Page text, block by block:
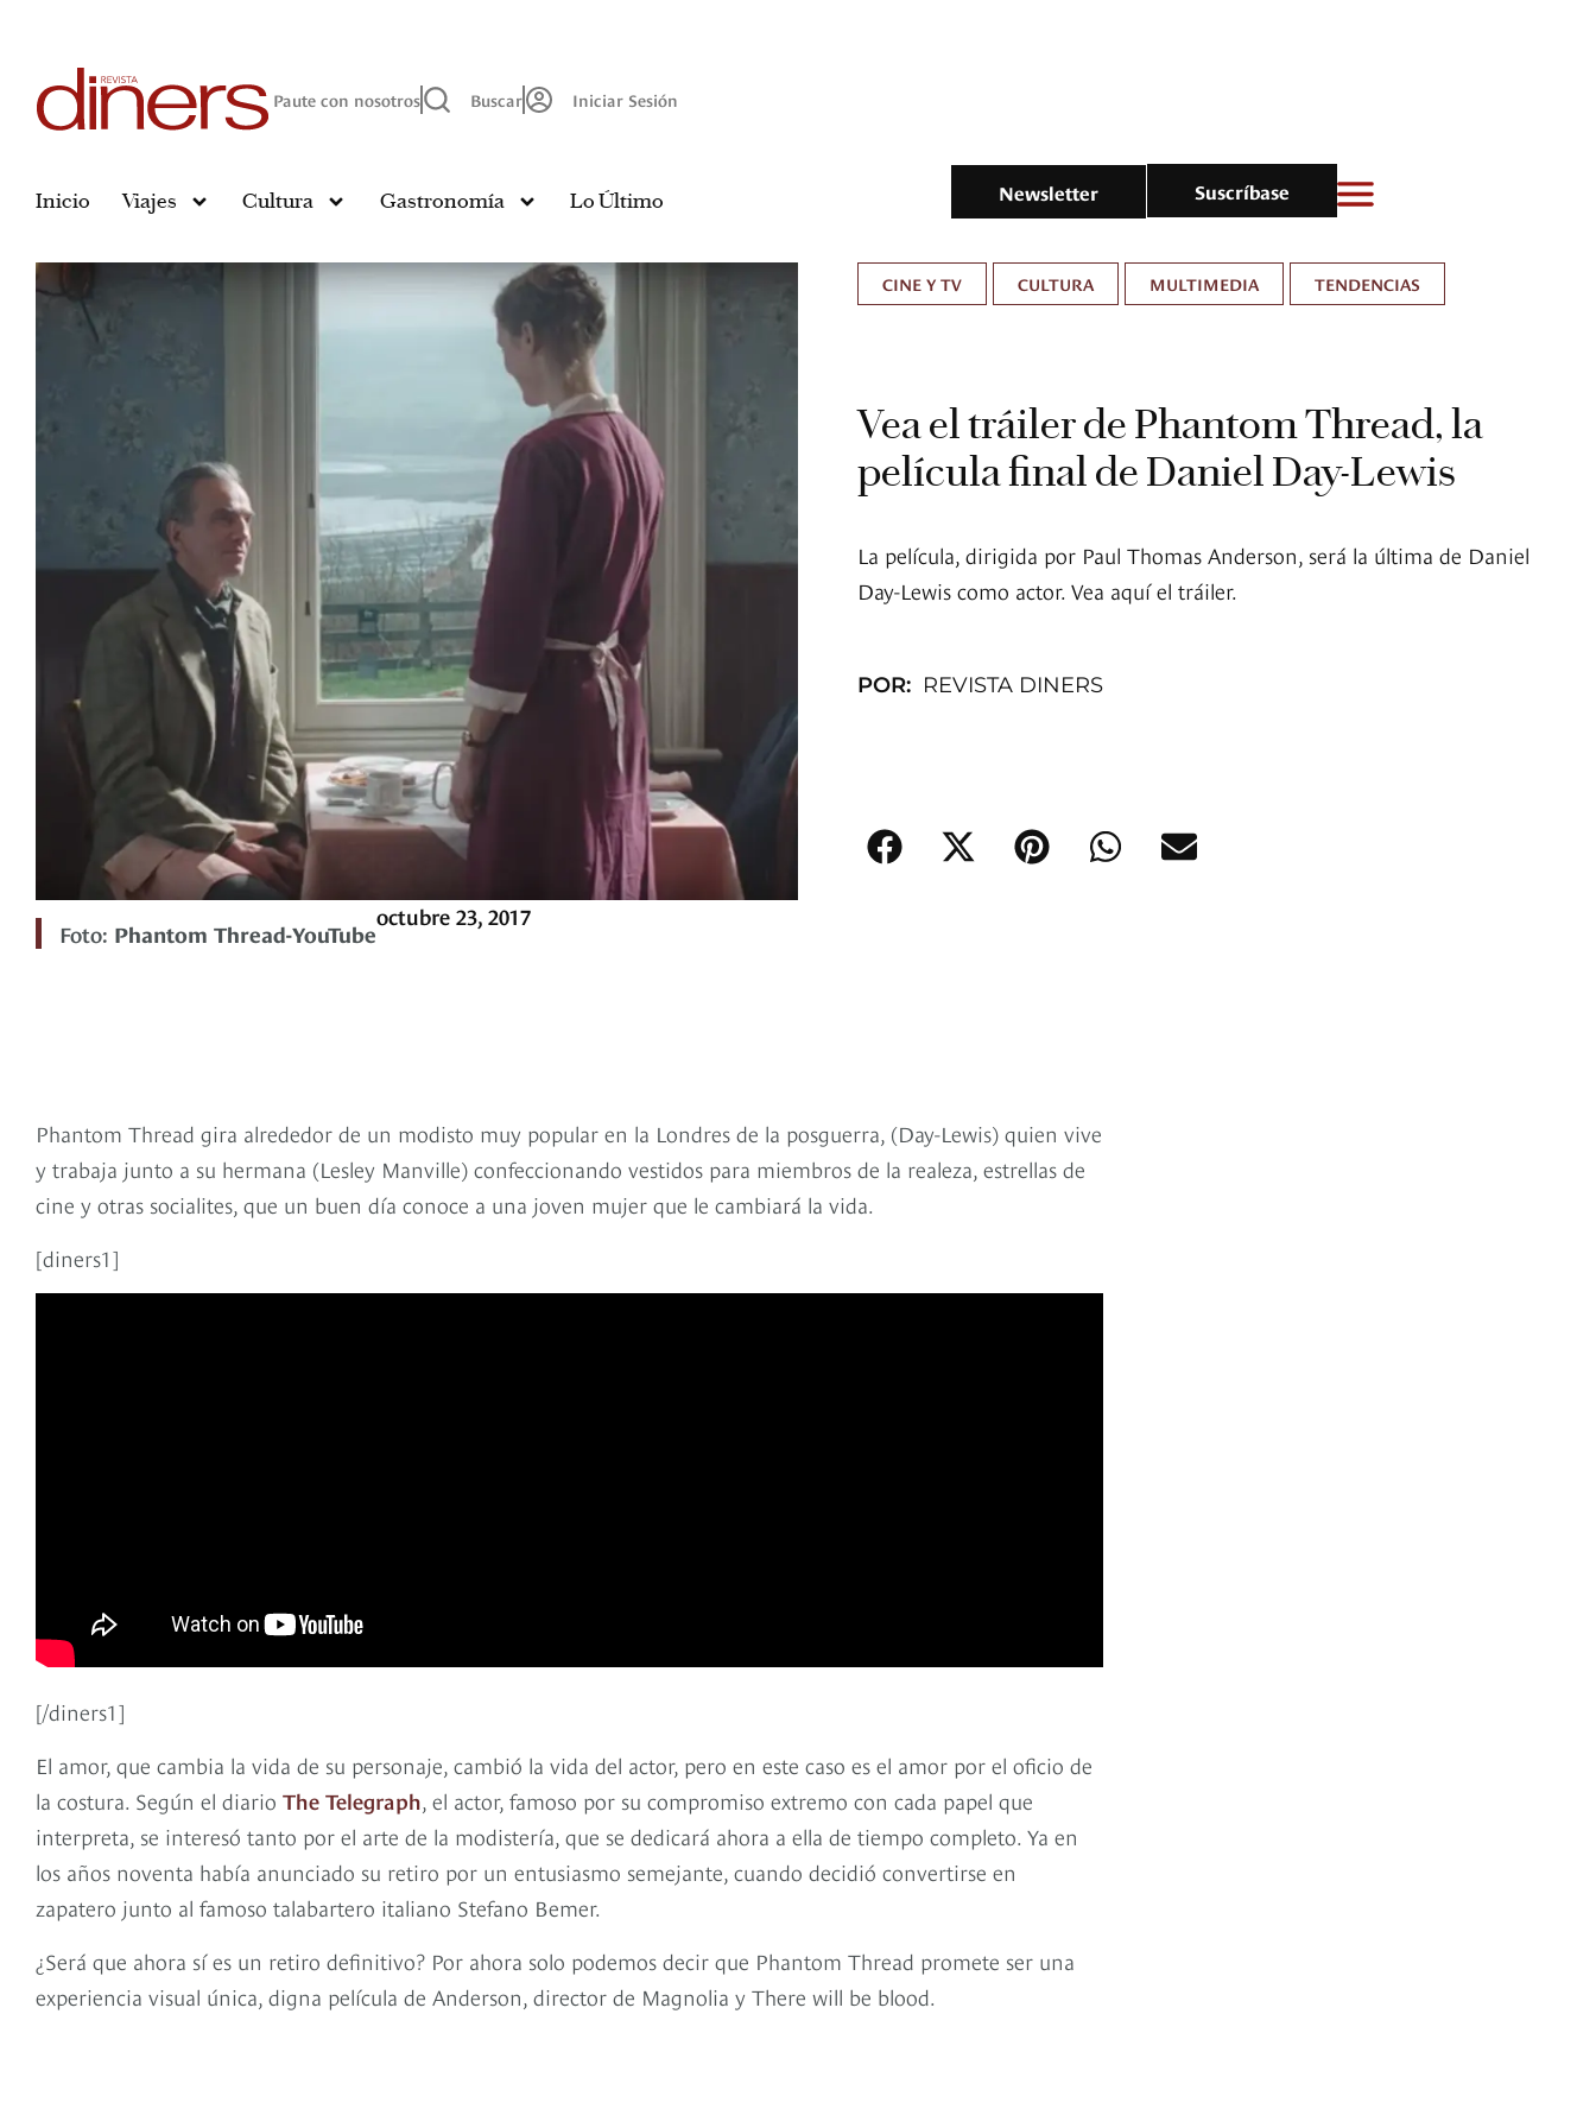
Paute con nosotros Buscar Iniciar Sesión
Inicio Viajes Cultura Gastronomía Lo Último Newsletter Suscríbase
Foto: Phantom Thread-YouTube
octubre 23, 2017
CINE Y TV CULTURA MULTIMEDIA TENDENCIAS
Vea el tráiler de Phantom Thread, la
película final de Daniel Day-Lewis
La película, dirigida por Paul Thomas Anderson, será la última de Daniel
Day-Lewis como actor. Vea aquí el tráiler.
POR: REVISTA DINERS
Phantom Thread gira alrededor de un modisto muy popular en la Londres de la posguerra, (Day-Lewis) quien vive
y trabaja junto a su hermana (Lesley Manville) confeccionando vestidos para miembros de la realeza, estrellas de
cine y otras socialites, que un buen día conoce a una joven mujer que le cambiará la vida.
[diners1]
[/diners1]
El amor, que cambia la vida de su personaje, cambió la vida del actor, pero en este caso es el amor por el oficio de
la costura. Según el diario The Telegraph, el actor, famoso por su compromiso extremo con cada papel que
interpreta, se interesó tanto por el arte de la modistería, que se dedicará ahora a ella de tiempo completo. Ya en
los años noventa había anunciado su retiro por un entusiasmo semejante, cuando decidió convertirse en
zapatero junto al famoso talabartero italiano Stefano Bemer.
¿Será que ahora sí es un retiro definitivo? Por ahora solo podemos decir que Phantom Thread promete ser una
experiencia visual única, digna película de Anderson, director de Magnolia y There will be blood.